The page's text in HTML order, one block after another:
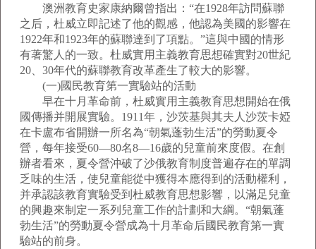
澳洲教育史家康納爾曾指出：“在1928年訪問蘇聯
之后，杜威立即記述了他的觀感，他認為美國的影響在
1922年和1923年的蘇聯達到了項點。”這與中國的情形
有著驚人的一致。杜威實用主義教育思想確實對20世紀
20、30年代的蘇聯教育改革產生了較大的影響。
(一)國民教育第一實驗站的活動
早在十月革命前，杜威實用主義教育思想開始在俄
國傳播并開展實驗。1911年，沙茨基與其夫人沙茨卡婭
在卡盧布省開辦一所名為“朝氣蓬勃生活”的勞動夏令
營，每年接受60—80名8—16歲的兒童前來度假。在創
辦者看來，夏令營沖破了沙俄教育制度普遍存在的單調
乏味的生活，使兒童能從中獲得本應得到的活動權利，
并承認該教育實驗受到杜威教育思想影響，以滿足兒童
的興趣來制定一系列兒童工作的計劃和大綱。“朝氣蓬
勃生活”的勞動夏令營成為十月革命后國民教育第一實
驗站的前身。